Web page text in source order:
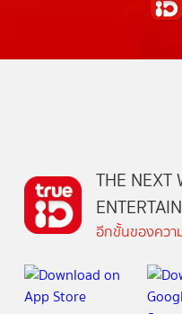
THE NEXT
อีกขั้นของควา